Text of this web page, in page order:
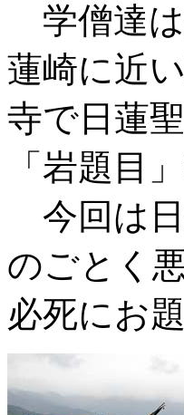
学僧達は
蓮崎に近
寺で日蓮
「岩題目
今回は日
のごとく
必死にお